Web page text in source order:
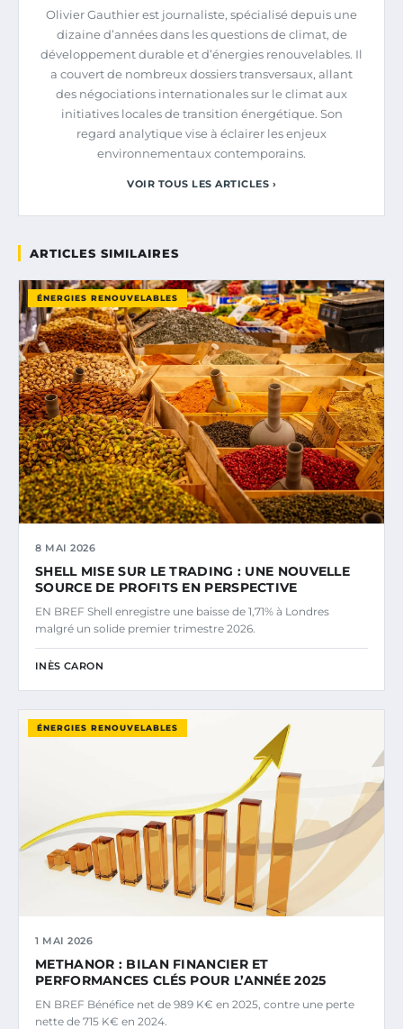
Olivier Gauthier est journaliste, spécialisé depuis une
dizaine d’années dans les questions de climat, de
développement durable et d’énergies renouvelables. Il
a couvert de nombreux dossiers transversaux, allant
des négociations internationales sur le climat aux
initiatives locales de transition énergétique. Son
regard analytique vise à éclairer les enjeux
environnementaux contemporains.
VOIR TOUS LES ARTICLES ›
ARTICLES SIMILAIRES
ÉNERGIES RENOUVELABLES
8 MAI 2026
SHELL MISE SUR LE TRADING : UNE NOUVELLE
SOURCE DE PROFITS EN PERSPECTIVE
EN BREF Shell enregistre une baisse de 1,71% à Londres
malgré un solide premier trimestre 2026.
INÈS CARON
ÉNERGIES RENOUVELABLES
1 MAI 2026
METHANOR : BILAN FINANCIER ET
PERFORMANCES CLÉS POUR L’ANNÉE 2025
EN BREF Bénéfice net de 989 K€ en 2025, contre une perte
nette de 715 K€ en 2024.